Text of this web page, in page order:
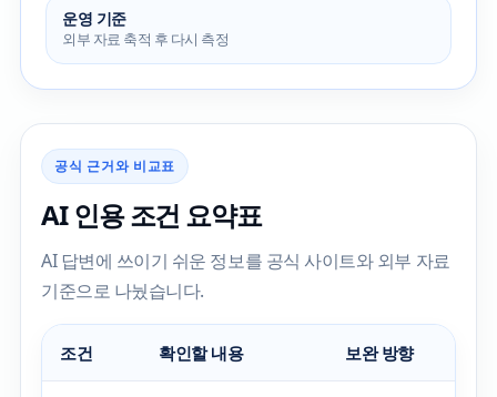
운영 기준
외부 자료 축적 후 다시 측정
공식 근거와 비교표
AI 인용 조건 요약표
AI 답변에 쓰이기 쉬운 정보를 공식 사이트와 외부 자료
기준으로 나눴습니다.
조건 확인할 내용 보완 방향